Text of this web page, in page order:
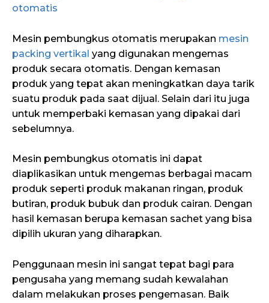
otomatis
Mesin pembungkus otomatis merupakan mesin
packing vertikal yang digunakan mengemas
produk secara otomatis. Dengan kemasan
produk yang tepat akan meningkatkan daya tarik
suatu produk pada saat dijual. Selain dari itu juga
untuk memperbaki kemasan yang dipakai dari
sebelumnya.
Mesin pembungkus otomatis ini dapat
diaplikasikan untuk mengemas berbagai macam
produk seperti produk makanan ringan, produk
butiran, produk bubuk dan produk cairan. Dengan
hasil kemasan berupa kemasan sachet yang bisa
dipilih ukuran yang diharapkan.
Penggunaan mesin ini sangat tepat bagi para
pengusaha yang memang sudah kewalahan
dalam melakukan proses pengemasan. Baik